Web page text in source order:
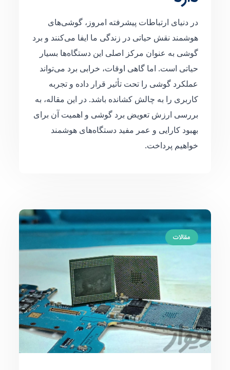
در دنیای ارتباطات پیشرفته امروز، گوشی‌های
هوشمند نقش حیاتی در زندگی ما ایفا می‌کنند و برد
گوشی به عنوان مرکز اصلی این دستگاه‌ها بسیار
حیاتی است. اما گاهی اوقات، خرابی برد می‌تواند
عملکرد گوشی را تحت تأثیر قرار داده و تجربه
کاربری را به چالش کشانده باشد. در این مقاله، به
بررسی ارزش تعویض برد گوشی و اهمیت آن برای
بهبود کارایی و عمر مفید دستگاه‌های هوشمند
خواهیم پرداخت.
مقالات